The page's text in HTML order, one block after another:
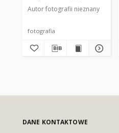
Autor fotografii nieznany
fotografia
DANE KONTAKTOWE